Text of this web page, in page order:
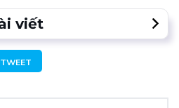
viết
đổi khi tôi vào trang web tìm
TWEET